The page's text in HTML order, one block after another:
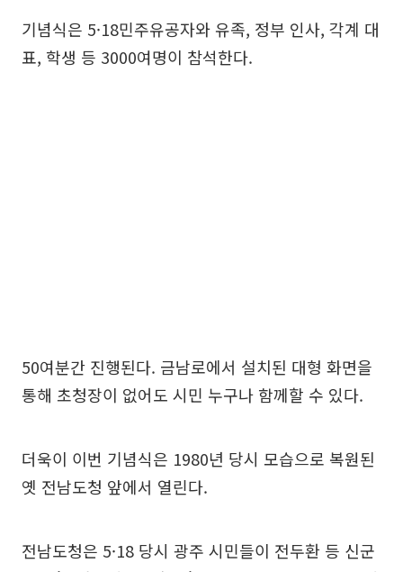
기념식은 5·18민주유공자와 유족, 정부 인사, 각계 대
표, 학생 등 3000여명이 참석한다.
50여분간 진행된다. 금남로에서 설치된 대형 화면을
통해 초청장이 없어도 시민 누구나 함께할 수 있다.
더욱이 이번 기념식은 1980년 당시 모습으로 복원된
옛 전남도청 앞에서 열린다.
전남도청은 5·18 당시 광주 시민들이 전두환 등 신군